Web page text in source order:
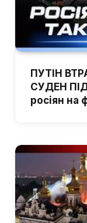
ПУТІН
СУДЕН
росіян на